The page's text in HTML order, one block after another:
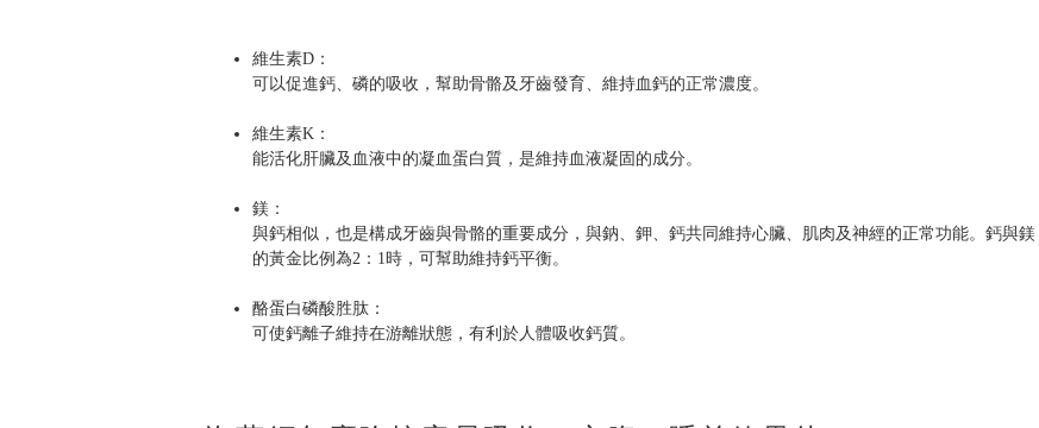
維生素D：
可以促進鈣、磷的吸收，幫助骨骼及牙齒發育、維持血鈣的正常濃度。
維生素K：
能活化肝臟及血液中的凝血蛋白質，是維持血液凝固的成分。
鎂：
與鈣相似，也是構成牙齒與骨骼的重要成分，與鈉、鉀、鈣共同維持心臟、肌肉及神經的正常功能。鈣與鎂
的黃金比例為2：1時，可幫助維持鈣平衡。
酪蛋白磷酸胜肽：
可使鈣離子維持在游離狀態，有利於人體吸收鈣質。